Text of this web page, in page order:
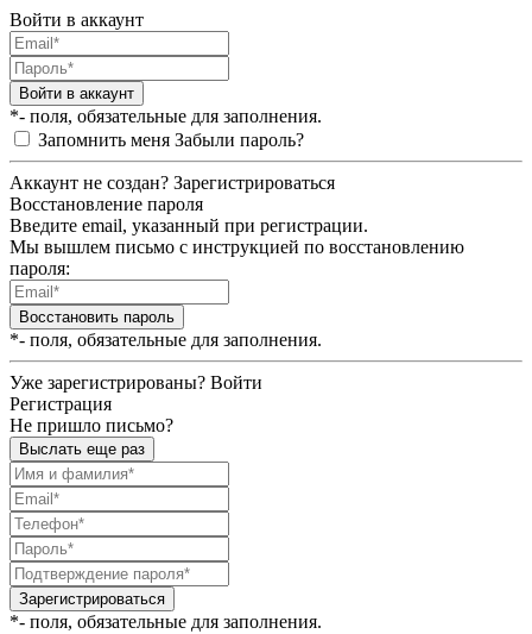
Войти в аккаунт
Войти в аккаунт
*- поля, обязательные для заполнения.
Запомнить меня Забыли пароль?
Аккаунт не создан? Зарегистрироваться
Восстановление пароля
Введите email, указанный при регистрации.
Мы вышлем письмо с инструкцией по восстановлению
пароля:
Восстановить пароль
*- поля, обязательные для заполнения.
Уже зарегистрированы? Войти
Регистрация
Не пришло письмо?
Выслать еще раз
Зарегистрироваться
*- поля, обязательные для заполнения.